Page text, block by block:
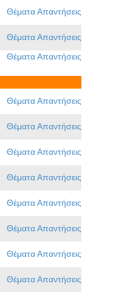
ΘέματαΑπαντήσεις
ΘέματαΑπαντήσεις
ΘέματαΑπαντήσεις
ΘέματαΑπαντήσεις
ΘέματαΑπαντήσεις
ΘέματαΑπαντήσεις
ΘέματαΑπαντήσεις
ΘέματαΑπαντήσεις
ΘέματαΑπαντήσεις
ΘέματαΑπαντήσεις
ΘέματαΑπαντήσεις